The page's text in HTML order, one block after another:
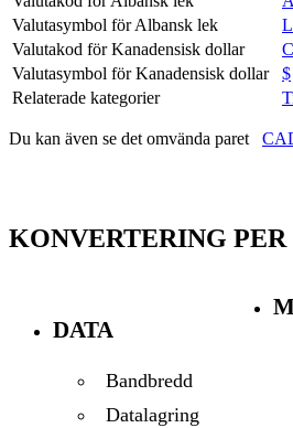
Valutasymbol för Albansk lek
Valutakod för Kanadensisk dollar
Valutasymbol för Kanadensisk dollar
$
Relaterade kategorier
Du kan även se det omvända paret
KONVERTERING
DATA
Bandbredd
Datalagring